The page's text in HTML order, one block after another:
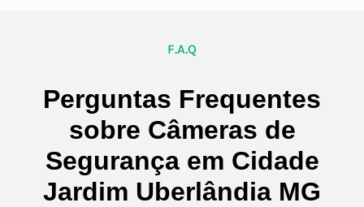
F.A.Q
Perguntas Frequentes
sobre Câmeras de
Segurança em Cidade
Jardim Uberlândia MG